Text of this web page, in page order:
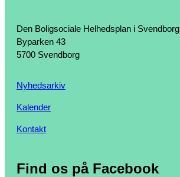
Den Boligsociale Helhedsplan i Svendborg
Byparken 43
5700 Svendborg
Nyhedsarkiv
Kalender
Kontakt
Find os på Facebook